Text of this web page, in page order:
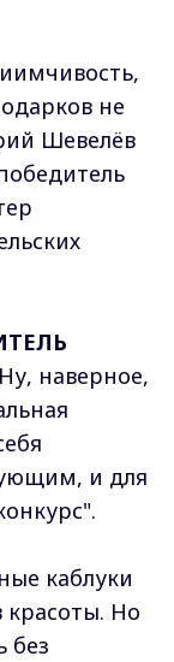
не
Шевелёв
наверное,
и для
каблуки
красоты. Но
без